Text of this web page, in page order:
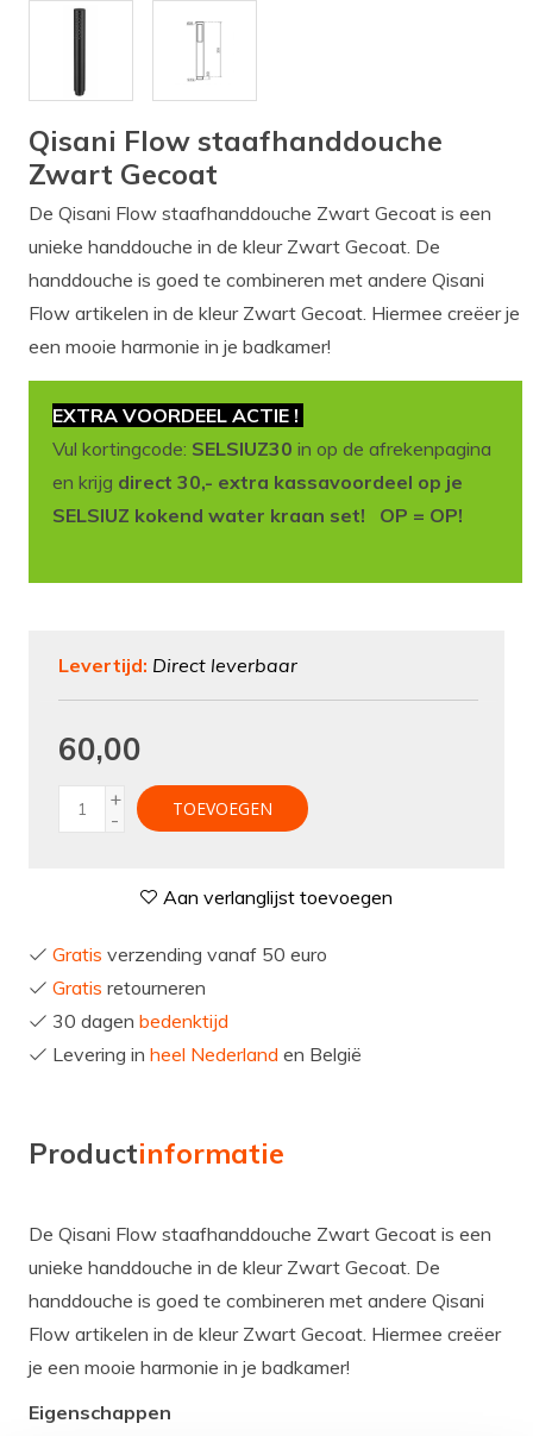
Wastafels
$$$ ACTIES $$$
Qisani Flow staafhanddouche
Zwart Gecoat
De Qisani Flow staafhanddouche Zwart Gecoat is een
unieke handdouche in de kleur Zwart Gecoat. De
handdouche is goed te combineren met andere Qisani
Flow artikelen in de kleur Zwart Gecoat. Hiermee creëer je
een mooie harmonie in je badkamer!
EXTRA VOORDEEL ACTIE !
Vul kortingcode: SELSIUZ30 in op de afrekenpagina
en krijg direct 30,- extra kassavoordeel op je
SELSIUZ kokend water kraan set! OP = OP!
Levertijd: Direct leverbaar
60,00
+
-
TOEVOEGEN
Aan verlanglijst toevoegen
Gratis verzending vanaf 50 euro
Gratis retourneren
30 dagen bedenktijd
Levering in heel Nederland en België
Productinformatie
De Qisani Flow staafhanddouche Zwart Gecoat is een
unieke handdouche in de kleur Zwart Gecoat. De
handdouche is goed te combineren met andere Qisani
Flow artikelen in de kleur Zwart Gecoat. Hiermee creëer
je een mooie harmonie in je badkamer!
Eigenschappen